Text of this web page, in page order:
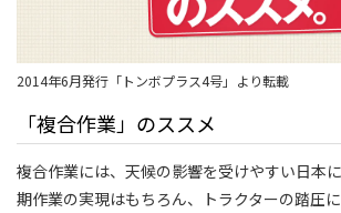
2014年6月発行「トンボプラス4号」より転載
「複合作業」のススメ
複合作業には、天候の影響を受けやすい日本
期作業の実現はもちろん、トラクターの踏圧